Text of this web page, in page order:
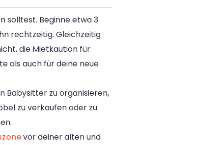
solltest. Beginne etwa 3
rechtzeitig. Gleichzeitig
die Mietkaution für
als auch für deine neue
Babysitter zu organisieren,
zu verkaufen oder zu
vor deiner alten und